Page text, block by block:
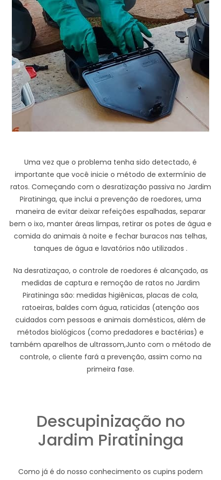
Uma vez que o problema tenha sido detectado, é
importante que você inicie o método de extermínio de
ratos. Começando com o desratização passiva no Jardim
Piratininga, que inclui a prevenção de roedores, uma
maneira de evitar deixar refeições espalhadas, separar
bem o ixo, manter áreas limpas, retirar os potes de água e
comida do animais à noite e fechar buracos nas telhas,
tanques de água e lavatórios não utilizados .
Na desratizaçao, o controle de roedores é alcançado, as
medidas de captura e remoção de ratos no Jardim
Piratininga são: medidas higiênicas, placas de cola,
ratoeiras, baldes com água, raticidas (atenção aos
cuidados com pessoas e animais domésticos, além de
métodos biológicos (como predadores e bactérias) e
também aparelhos de ultrassom,Junto com o método de
controle, o cliente fará a prevenção, assim como na
primeira fase.
Descupinização no
Jardim Piratininga
Como já é do nosso conhecimento os cupins podem